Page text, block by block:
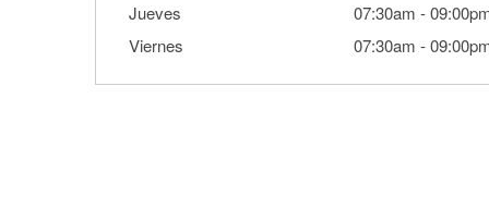
Jueves
07:30am -
Viernes
07:30am -